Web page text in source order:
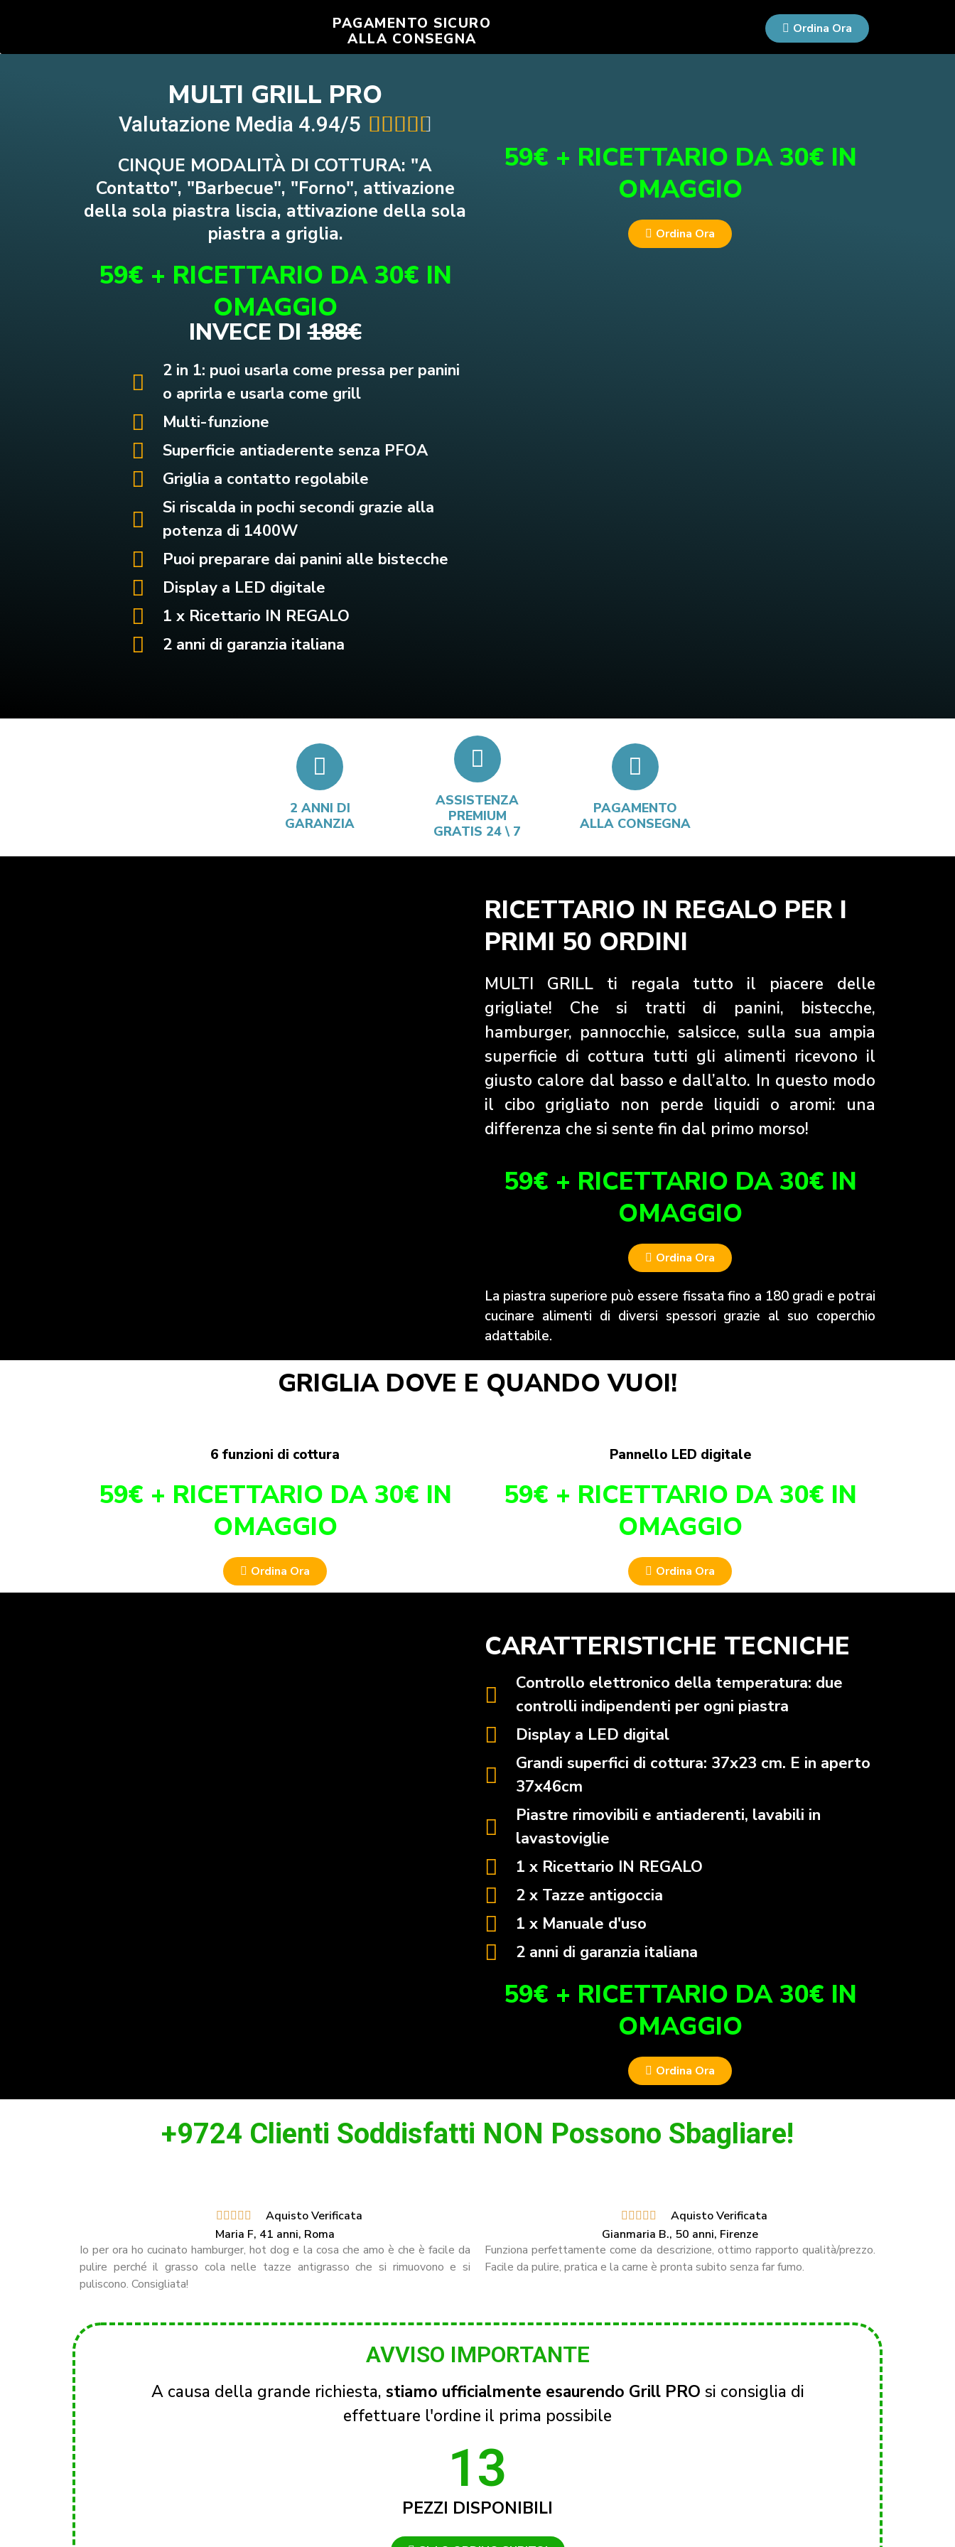
PAGAMENTO SICURO
ALLA CONSEGNA
Ordina Ora
MULTI GRILL PRO
Valutazione Media 4.94/5 
CINQUE MODALITÀ DI COTTURA: "A
Contatto", "Barbecue", "Forno", attivazione
della sola piastra liscia, attivazione della sola
piastra a griglia.
59€ + RICETTARIO DA 30€ IN
OMAGGIO
INVECE DI188€
2 in 1: puoi usarla come pressa per panini
o aprirla e usarla come grill
Multi-funzione
Superficie antiaderente senza PFOA
Griglia a contatto regolabile
Si riscalda in pochi secondi grazie alla
potenza di 1400W
Puoi preparare dai panini alle bistecche
Display a LED digitale
1 x Ricettario IN REGALO
2 anni di garanzia italiana
59€ + RICETTARIO DA 30€ IN
OMAGGIO
Ordina Ora
2 ANNI DI
GARANZIA
ASSISTENZA
PREMIUM
GRATIS 24 \ 7
PAGAMENTO
ALLA CONSEGNA
RICETTARIO IN REGALO PER I
PRIMI 50 ORDINI
MULTI GRILL ti regala tutto il piacere delle
grigliate! Che si tratti di panini, bistecche,
hamburger, pannocchie, salsicce, sulla sua ampia
superficie di cottura tutti gli alimenti ricevono il
giusto calore dal basso e dall’alto. In questo modo
il cibo grigliato non perde liquidi o aromi: una
differenza che si sente fin dal primo morso!
59€ + RICETTARIO DA 30€ IN
OMAGGIO
Ordina Ora
La piastra superiore può essere fissata fino a 180 gradi e potrai
cucinare alimenti di diversi spessori grazie al suo coperchio
adattabile.
GRIGLIA DOVE E QUANDO VUOI!
6 funzioni di cottura
59€ + RICETTARIO DA 30€ IN
OMAGGIO
Ordina Ora
Pannello LED digitale
59€ + RICETTARIO DA 30€ IN
OMAGGIO
Ordina Ora
CARATTERISTICHE TECNICHE
Controllo elettronico della temperatura: due
controlli indipendenti per ogni piastra
Display a LED digital
Grandi superfici di cottura: 37x23 cm. E in aperto
37x46cm
Piastre rimovibili e antiaderenti, lavabili in
lavastoviglie
1 x Ricettario IN REGALO
2 x Tazze antigoccia
1 x Manuale d'uso
2 anni di garanzia italiana
59€ + RICETTARIO DA 30€ IN
OMAGGIO
Ordina Ora
+9724 Clienti Soddisfatti NON Possono Sbagliare!​
    
Aquisto Verificata
Maria F, 41 anni, Roma
Io per ora ho cucinato hamburger, hot dog e la cosa che amo è che è facile da
pulire perché il grasso cola nelle tazze antigrasso che si rimuovono e si
puliscono. Consigliata!
    
Aquisto Verificata
Gianmaria B., 50 anni, Firenze
Funziona perfettamente come da descrizione, ottimo rapporto qualità/prezzo.
Facile da pulire, pratica e la carne è pronta subito senza far fumo.
AVVISO IMPORTANTE
A causa della grande richiesta, stiamo ufficialmente esaurendo Grill PRO si consiglia di
effettuare l'ordine il prima possibile
13
PEZZI DISPONIBILI